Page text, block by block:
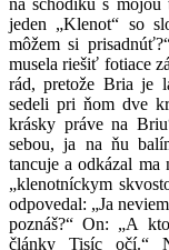
na schodíku s mojou
jeden „Klenot“ so
môžem si
musela riešiť fotiace
rád, pretože Bria je
sedeli pri ňom dve
krásky práve na
sebou, ja na ňu
tancuje a odkázal ma
„klenotníckym
odpovedal: „Ja
poznáš?“ On: „A
články Tisíc očí.“